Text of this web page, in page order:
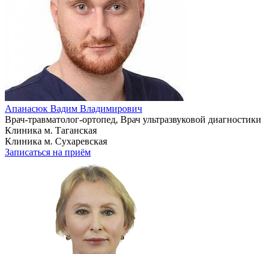
Апанасюк Вадим Владимирович
Врач-травматолог-ортопед, Врач ультразвуковой диагностики
Клиника м. Таганская
Клиника м. Сухаревская
Записаться на приём